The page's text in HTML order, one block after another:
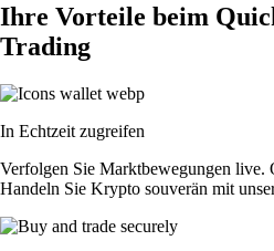
Ihre Vorteile beim
Trading
In Echtzeit zugreifen
Verfolgen Sie Marktbewegungen live.
Handeln Sie Krypto souverän mit